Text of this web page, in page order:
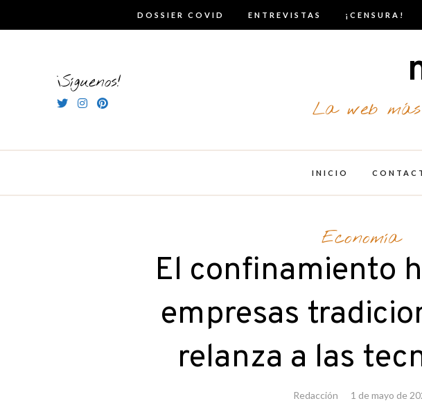
DOSSIER COVID ENTREVISTAS ¡CENSURA!
¡Síguenos!
La web
INICIO
Economía
El confinamiento
empresas
relanza a las
Redacción 1 de mayo de